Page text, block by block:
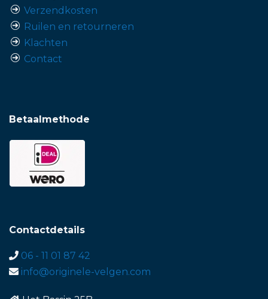
Verzendkosten
Ruilen en retourneren
Klachten
Contact
Betaalmethode
Contactdetails
06 - 11 01 87 42
info@originele-velgen.com